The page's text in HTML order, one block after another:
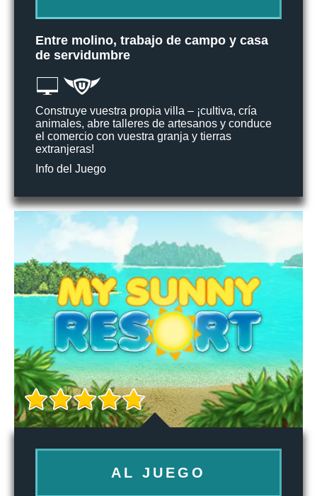
Entre molino, trabajo de campo y casa
de servidumbre
Construye vuestra propia villa – ¡cultiva, cría
animales, abre talleres de artesanos y conduce
el comercio con vuestra granja y tierras
extranjeras!
Info del Juego
AL JUEGO